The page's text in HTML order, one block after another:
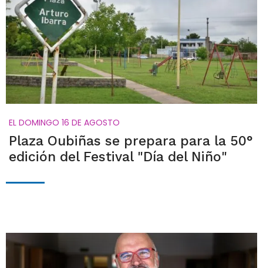
EL DOMINGO 16 DE AGOSTO
Plaza Oubiñas se prepara para la 50°
edición del Festival "Día del Niño"